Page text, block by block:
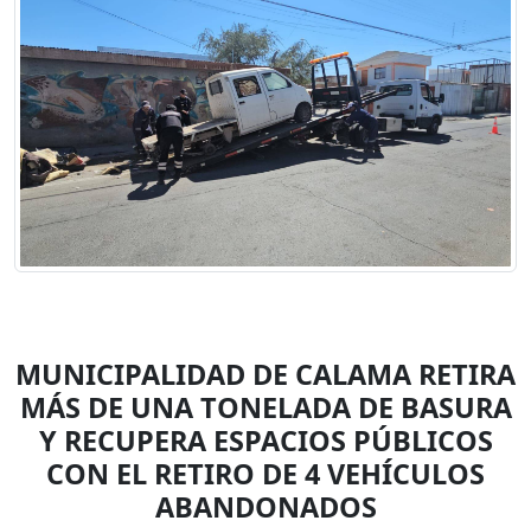
MUNICIPALIDAD DE CALAMA RETIRA
MÁS DE UNA TONELADA DE BASURA
Y RECUPERA ESPACIOS PÚBLICOS
CON EL RETIRO DE 4 VEHÍCULOS
ABANDONADOS